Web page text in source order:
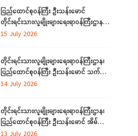
ပြည်ထောင်စုဝန်ကြီး ဦးသန်းမောင်
တိုင်းရင်းသားလူမျိုးများရေးရာဝန်ကြီးဌာန မိုး
ရာသီသစ်ပင်စိုက်ပျိုးပွဲ အခမ်းအနားတက်
15 July 2026
တိုင်းရင်းသားလူမျိုးများရေးရာဝန်ကြီးဌာန၊
ပြည်ထောင်စုဝန်ကြီး ဦးသန်းမောင် သက်မွေး
ပညာသင်တန်းများ သင်တန်းဆင်းပွဲ
14 July 2026
တိုင်းရင်းသားလူမျိုးများရေးရာဝန်ကြီးဌာန၊
ပြည်ထောင်စုဝန်ကြီး ဦးသန်းမောင် အိမ်သုံး
ဆိုလာများ လွှဲပြောင်းထောက်ပံ့ပေးခြင်း
13 July 2026